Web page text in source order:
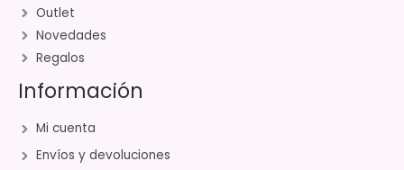
Outlet
Novedades
Regalos
Información
Mi cuenta
Envíos y devoluciones